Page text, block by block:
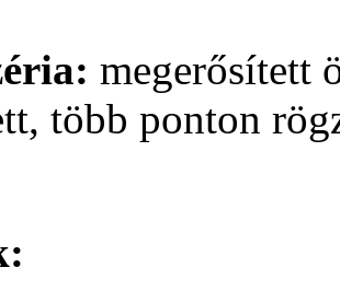
megerősített
több ponton